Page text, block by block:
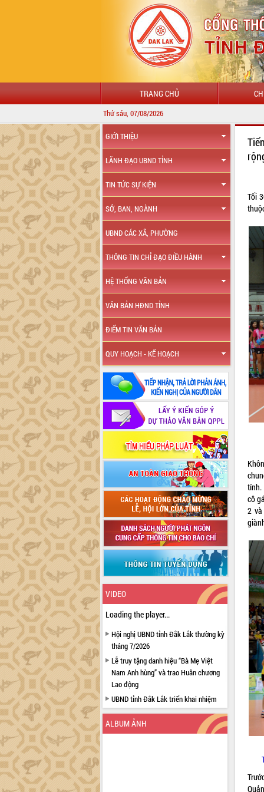
TRANG CHỦ
Thứ sáu, 07/08/2026
GIỚI THIỆU
LÃNH ĐẠO UBND TỈNH
TIN TỨC SỰ KIỆN
SỞ, BAN, NGÀNH
UBND CÁC XÃ, PHƯỜNG
THÔNG TIN CHỈ ĐẠO ĐIỀU HÀNH
HỆ THỐNG VĂN BẢN
VĂN BẢN HĐND TỈNH
ĐIỂM TIN VĂN BẢN
QUY HOẠCH - KẾ HOẠCH
VIDEO
Loading the player...
Hội nghị UBND tỉnh Đắk Lắk thường kỳ
tháng 7/2026
Lễ truy tặng danh hiệu “Bà Mẹ Việt
Nam Anh hùng” và trao Huân chương
Lao động
UBND tỉnh Đắk Lắk triển khai nhiệm
vụ 6 tháng cuối năm 2026
Kỳ họp thứ Hai, Hội đồng nhân dân
tỉnh khóa XI quyết nghị nhiều nội dung
ALBUM ẢNH
Tối
tính.
cô
2